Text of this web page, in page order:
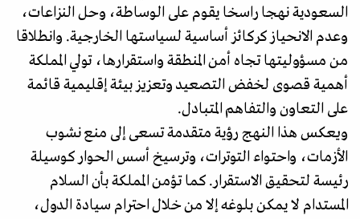
السعودية نهجا راسخا يقوم على الوساطة، وحل النزاعات،
وعدم الانحياز كركائز أساسية لسياستها الخارجية. وانطلاقا
من مسؤوليتها تجاه أمن المنطقة واستقرارها، تولي المملكة
أهمية قصوى لخفض التصعيد وتعزيز بيئة إقليمية قائمة
على التعاون والتفاهم المتبادل.
ويعكس هذا النهج رؤية متقدمة تسعى إلى منع نشوب
الأزمات، واحتواء التوترات، وترسيخ أسس الحوار كوسيلة
رئيسة لتحقيق الاستقرار. كما تؤمن المملكة بأن السلام
المستدام لا يمكن بلوغه إلا من خلال احترام سيادة الدول،